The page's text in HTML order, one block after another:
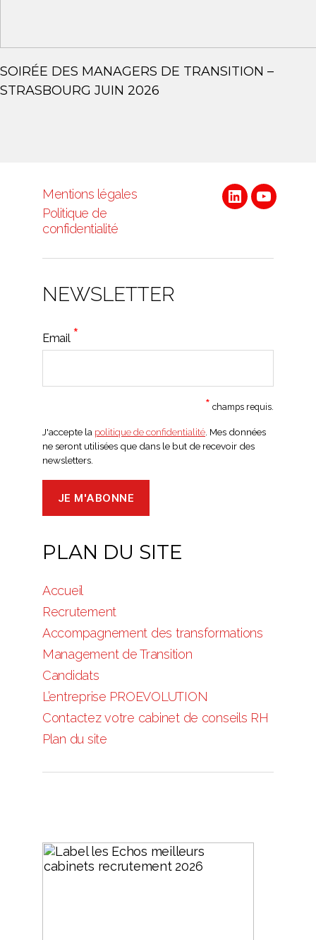
SOIRÉE DES MANAGERS DE TRANSITION –
STRASBOURG JUIN 2026
Mentions légales
Politique de
confidentialité
LinkedinYoutube
NEWSLETTER
Email *
* champs requis.
J'accepte la politique de confidentialité. Mes données
ne seront utilisées que dans le but de recevoir des
newsletters.
PLAN DU SITE
Accueil
Recrutement
Accompagnement des transformations
Management de Transition
Candidats
L’entreprise PROEVOLUTION
Contactez votre cabinet de conseils RH
Plan du site